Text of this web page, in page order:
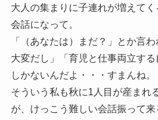
大人の集まりに子連れが増えて
会話になって。
「（あなたは）まだ？」とか言
大変だし」「育児と仕事両立す
しかないんだよ・・・すまんね。
そういう私も秋に1人目が産まれ
が、けっこう難しい会話振って